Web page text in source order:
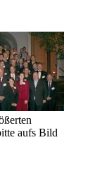
aufs Bild